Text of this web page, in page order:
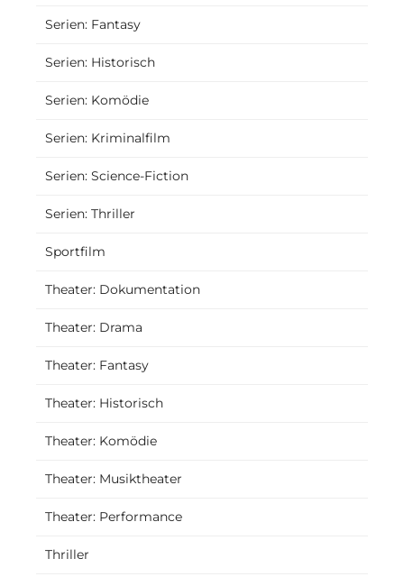
Serien: Fantasy
Serien: Historisch
Serien: Komödie
Serien: Kriminalfilm
Serien: Science-Fiction
Serien: Thriller
Sportfilm
Theater: Dokumentation
Theater: Drama
Theater: Fantasy
Theater: Historisch
Theater: Komödie
Theater: Musiktheater
Theater: Performance
Thriller